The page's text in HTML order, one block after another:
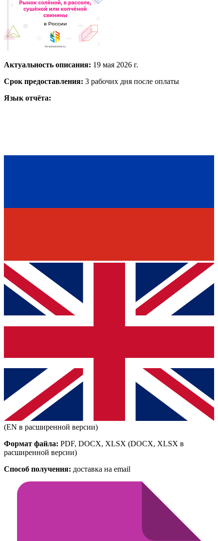
Актуальность описания: 19 мая 2026 г.
Срок предоставления: 3 рабочих дня после оплаты
Язык отчёта:
(EN в расширенной версии)
Формат файла: PDF, DOCX, XLSX (DOCX, XLSX в
расширенной версии)
Способ получения: доставка на email